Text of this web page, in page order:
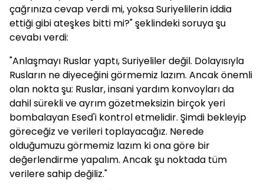
çağrınıza cevap verdi mi, yoksa Suriyelilerin iddia
ettiği gibi ateşkes bitti mi?" şeklindeki soruya şu
cevabı verdi:
"Anlaşmayı Ruslar yaptı, Suriyeliler değil. Dolayısıyla
Rusların ne diyeceğini görmemiz lazım. Ancak önemli
olan nokta şu: Ruslar, insani yardım konvoyları da
dahil sürekli ve ayrım gözetmeksizin birçok yeri
bombalayan Esed'i kontrol etmelidir. Şimdi bekleyip
göreceğiz ve verileri toplayacağız. Nerede
olduğumuzu görmemiz lazım ki ona göre bir
değerlendirme yapalım. Ancak şu noktada tüm
verilere sahip değiliz."